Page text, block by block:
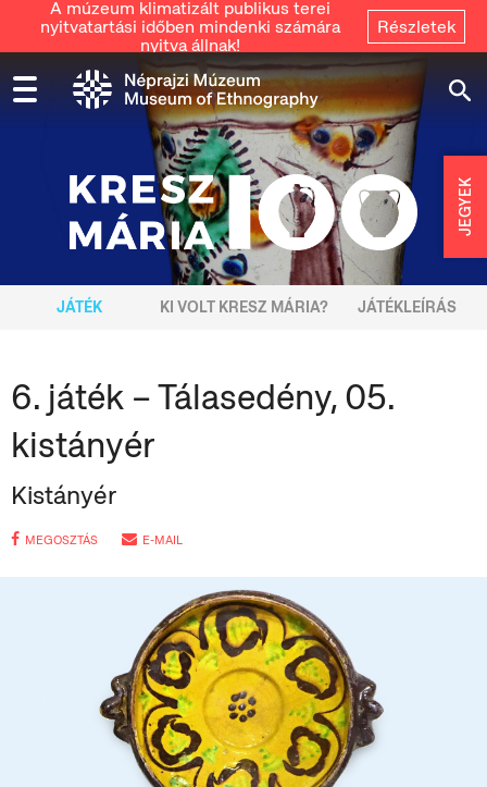
A múzeum klimatizált publikus terei
nyitvatartási időben mindenki számára
nyitva állnak!
Részletek
JÁTÉK KI VOLT KRESZ MÁRIA? JÁTÉKLEÍRÁS
6. játék – Tálasedény, 05.
kistányér
Kistányér
MEGOSZTÁS E-MAIL
JEGYEK